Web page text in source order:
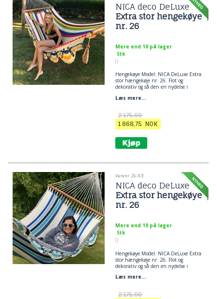
NICA deco DeLuxe
Extra stor hengekøye
nr. 26
Mere end 10 på lager
Stk
()
Hengekøye Model: NICA DeLuxe Extra
stor hængekøje nr. 26. Flot og
dekorativ og så den en nydelse i
brugskunst, skøn at ligge i og smuk
Læs mere...
2.175,00
1.868,75 NOK
Varenr. 26-ICE
NICA deco DeLuxe
Extra stor hengekøye
nr. 26
Mere end 10 på lager
Stk
()
Hengekøye Model: NICA DeLuxe Extra
stor hængekøje nr. 26. Flot og
dekorativ og så den en nydelse i
brugskunst, skøn at ligge i og smuk
Læs mere...
2.175,00